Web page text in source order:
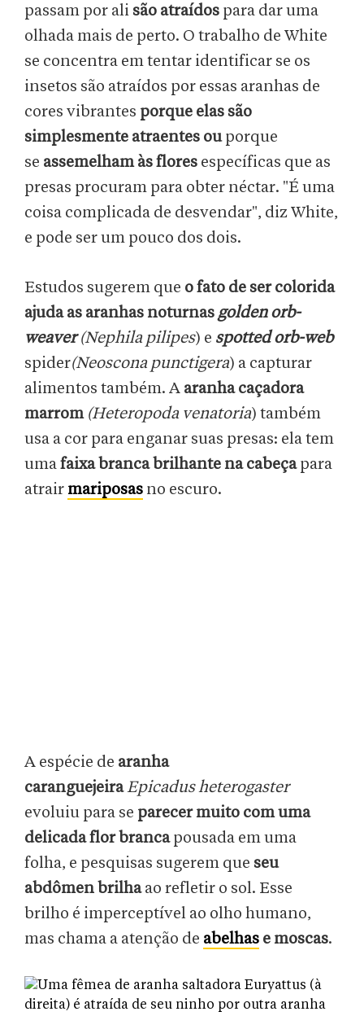
passam por ali são atraídos para dar uma
olhada mais de perto. O trabalho de White
se concentra em tentar identificar se os
insetos são atraídos por essas aranhas de
cores vibrantes porque elas são
simplesmente atraentes ouporque
se assemelham às flores específicas que as
presas procuram para obter néctar. "É uma
coisa complicada de desvendar", diz White,
e pode ser um pouco dos dois.
Estudos sugerem que o fato de ser colorida
ajuda as aranhas noturnas golden orb-
weaver (Nephila pilipes) e spotted orb-web
spider(Neoscona punctigera) a capturar
alimentos também. A aranha caçadora
marrom (Heteropoda venatoria) também
usa a cor para enganar suas presas: ela tem
umafaixa branca brilhante na cabeçapara
atrair mariposas no escuro.
A espécie de aranha
caranguejeiraEpicadus heterogaster
evoluiu para se parecer muito com uma
delicada flor brancapousada em uma
folha, e pesquisas sugerem que seu
abdômen brilhaao refletir o sol. Esse
brilho é imperceptível ao olho humano,
mas chama a atenção de abelhas e moscas.